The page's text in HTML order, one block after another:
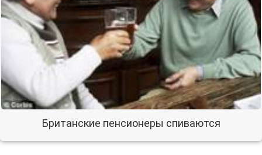
Британские пенсионеры спиваются